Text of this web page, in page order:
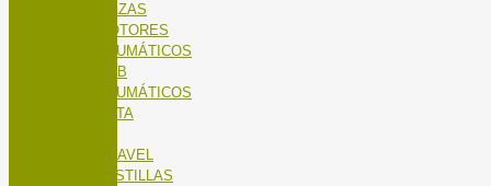
MAZAS
MOTORES
NEUMÁTICOS
MTB
NEUMÁTICOS
RUTA
GRAVEL
PASTILLAS